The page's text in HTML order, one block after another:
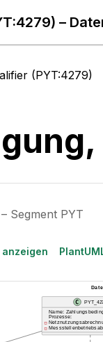
–
(PYT:4279)
Segment PYT
anzeigen